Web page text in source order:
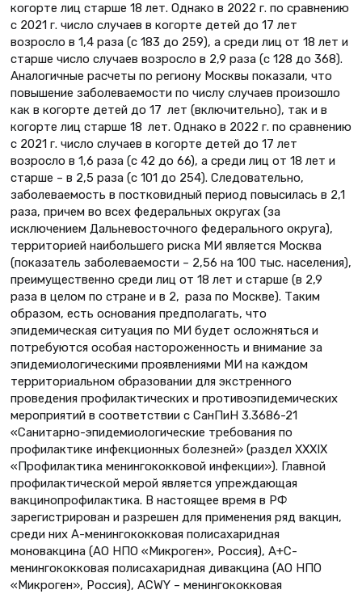
когорте лиц старше 18 лет. Однако в 2022 г. по сравнению
с 2021 г. число случаев в когорте детей до 17 лет
возросло в 1,4 раза (с 183 до 259), а среди лиц от 18 лет и
старше число случаев возросло в 2,9 раза (с 128 до 368).
Аналогичные расчеты по региону Москвы показали, что
повышение заболеваемости по числу случаев произошло
как в когорте детей до 17 лет (включительно), так и в
когорте лиц старше 18 лет. Однако в 2022 г. по сравнению
с 2021 г. число случаев в когорте детей до 17 лет
возросло в 1,6 раза (с 42 до 66), а среди лиц от 18 лет и
старше – в 2,5 раза (с 101 до 254). Следовательно,
заболеваемость в постковидный период повысилась в 2,1
раза, причем во всех федеральных округах (за
исключением Дальневосточного федерального округа),
территорией наибольшего риска МИ является Москва
(показатель заболеваемости – 2,56 на 100 тыс. населения),
преимущественно среди лиц от 18 лет и старше (в 2,9
раза в целом по стране и в 2, раза по Москве). Таким
образом, есть основания предполагать, что
эпидемическая ситуация по МИ будет осложняться и
потребуются особая настороженность и внимание за
эпидемиологическими проявлениями МИ на каждом
территориальном образовании для экстренного
проведения профилактических и противоэпидемических
мероприятий в соответствии с СанПиН 3.3686-21
«Санитарно-эпидемиологические требования по
профилактике инфекционных болезней» (раздел XXXIX
«Профилактика менингококковой инфекции»). Главной
профилактической мерой является упреждающая
вакцинопрофилактика. В настоящее время в РФ
зарегистрирован и разрешен для применения ряд вакцин,
среди них А-менингококковая полисахаридная
моновакцина (АО НПО «Микроген», Россия), А+С-
менингококковая полисахаридная дивакцина (АО НПО
«Микроген», Россия), АСWY – менингококковая